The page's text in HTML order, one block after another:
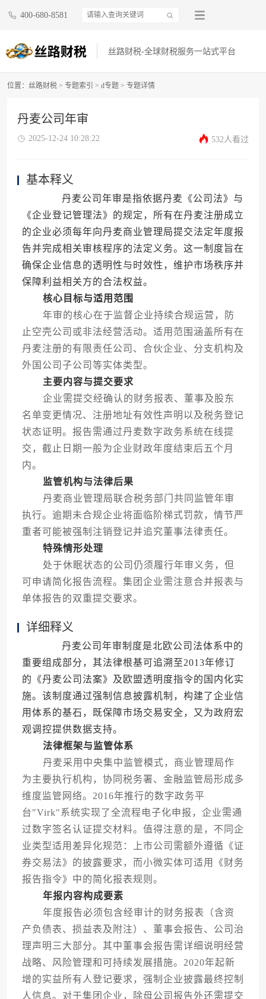
400-680-8581
丝路财税-全球财税服务一站式平台
位置： 丝路财税 > 专题索引 > d专题 > 专题详情
丹麦公司年审
2025-12-24 10:28:22 532人看过
基本释义
丹麦公司年审是指依据丹麦《公司法》与
《企业登记管理法》的规定，所有在丹麦注册成立
的企业必须每年向丹麦商业管理局提交法定年度报
告并完成相关审核程序的法定义务。这一制度旨在
确保企业信息的透明性与时效性，维护市场秩序并
保障利益相关方的合法权益。
核心目标与适用范围
年审的核心在于监督企业持续合规运营，防
止空壳公司或非法经营活动。适用范围涵盖所有在
丹麦注册的有限责任公司、合伙企业、分支机构及
外国公司子公司等实体类型。
主要内容与提交要求
企业需提交经确认的财务报表、董事及股东
名单变更情况、注册地址有效性声明以及税务登记
状态证明。报告需通过丹麦数字政务系统在线提
交，截止日期一般为企业财政年度结束后五个月
内。
监管机构与法律后果
丹麦商业管理局联合税务部门共同监管年审
执行。逾期未合规企业将面临阶梯式罚款，情节严
重者可能被强制注销登记并追究董事法律责任。
特殊情形处理
处于休眠状态的公司仍须履行年审义务，但
可申请简化报告流程。集团企业需注意合并报表与
单体报告的双重提交要求。
详细释义
丹麦公司年审制度是北欧公司法体系中的
重要组成部分，其法律根基可追溯至2013年修订
的《丹麦公司法案》及欧盟透明度指令的国内化实
施。该制度通过强制信息披露机制，构建了企业信
用体系的基石，既保障市场交易安全，又为政府宏
观调控提供数据支持。
法律框架与监管体系
丹麦采用中央集中监管模式，商业管理局作
为主要执行机构，协同税务署、金融监管局形成多
维度监管网络。2016年推行的数字政务平
台"Virk"系统实现了全流程电子化申报，企业需通
过数字签名认证提交材料。值得注意的是，不同企
业类型适用差异化规范：上市公司需额外遵循《证
券交易法》的披露要求，而小微实体可适用《财务
报告指令》中的简化报表规则。
年报内容构成要素
年度报告必须包含经审计的财务报表（含资
产负债表、损益表及附注）、董事会报告、公司治
理声明三大部分。其中董事会报告需详细说明经营
战略、风险管理和可持续发展措施。2020年起新
增的实益所有人登记要求，强制企业披露最终控制
人信息。对于集团企业，除母公司报告外还需提交